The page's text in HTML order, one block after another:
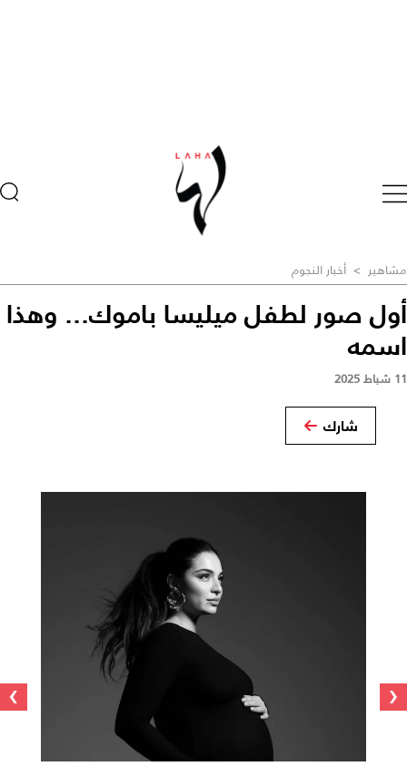
مشاهير > أخبار النجوم
أول صور لطفل ميليسا باموك... وهذا
اسمه
11 شباط 2025
شارك
‹
›